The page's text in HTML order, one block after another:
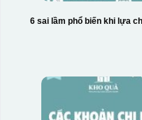
6 sai lầm phổ biến khi lựa